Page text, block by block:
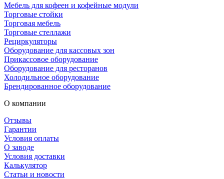
Мебель для кофеен и кофейные модули
Торговые стойки
Торговая мебель
Торговые стеллажи
Рециркуляторы
Оборудование для кассовых зон
Прикассовое оборудование
Оборудование для ресторанов
Холодильное оборудование
Брендированное оборудование
О компании
Отзывы
Гарантии
Условия оплаты
О заводе
Условия доставки
Калькулятор
Статьи и новости